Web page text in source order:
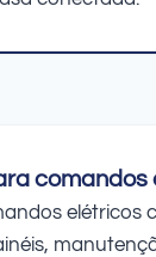
comandos
elétricos